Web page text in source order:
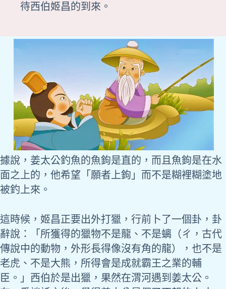
待西伯姬昌的到來。
據說，姜太公釣魚的魚鉤是直的，而且魚鉤是在水
面之上的，他希望「願者上鉤」而不是糊裡糊塗地
被釣上來。
這時候，姬昌正要出外打獵，行前卜了一個卦，卦
辭說：「所獲得的獵物不是龍、不是螭（ㄔ，古代
傳說中的動物，外形長得像沒有角的龍），也不是
老虎、不是大熊，所得會是成就霸王之業的輔
臣。」西伯於是出獵，果然在渭河遇到姜太公。